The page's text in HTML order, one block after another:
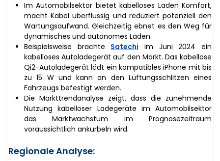
Im Automobilsektor bietet kabelloses Laden Komfort,
macht Kabel überflüssig und reduziert potenziell den
Wartungsaufwand. Gleichzeitig ebnet es den Weg für
dynamisches und autonomes Laden.
Beispielsweise brachte Satechi im Juni 2024 ein
kabelloses Autoladegerät auf den Markt. Das kabellose
Qi2-Autoladegerät lädt ein kompatibles iPhone mit bis
zu 15 W und kann an den Lüftungsschlitzen eines
Fahrzeugs befestigt werden.
Die Markttrendanalyse zeigt, dass die zunehmende
Nutzung kabelloser Ladegeräte im Automobilsektor
das Marktwachstum im Prognosezeitraum
voraussichtlich ankurbeln wird.
Regionale Analyse: